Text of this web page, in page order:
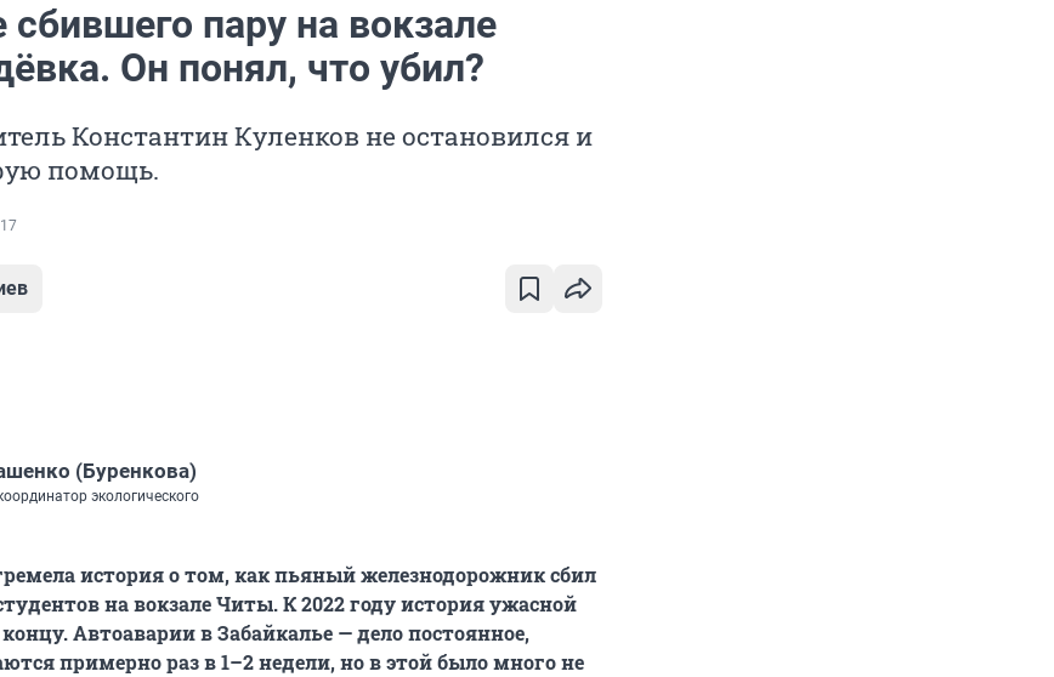
пару на вокзале
Он понял, что убил?
Константин Куленков не остановился и
помощь.
(Буренкова)
экологического
история о том, как пьяный железнодорожник сбил
на вокзале Читы. К 2022 году история ужасной
Автоаварии в Забайкалье — дело постоянное,
примерно раз в 1–2 недели, но в этой было много не